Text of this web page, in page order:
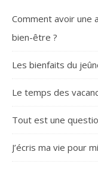
Comment avoir une
bien-être ?
Les bienfaits du
Le temps des
Tout est une
J’écris ma vie pour